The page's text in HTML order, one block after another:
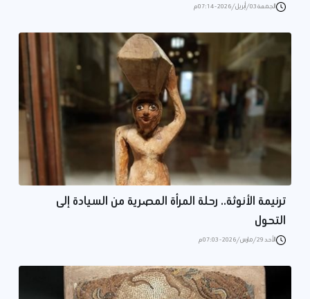
الجمعة 03/أبريل/2026 - 07:14 م
ترنيمة الأنوثة.. رحلة المرأة المصرية من السيادة إلى
التحول
الأحد 29/مارس/2026 - 07:03 م